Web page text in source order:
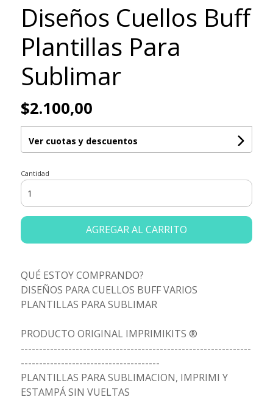
Diseños Cuellos Buff
Plantillas Para
Sublimar
$2.100,00
Ver cuotas y descuentos
Cantidad
AGREGAR AL CARRITO
QUÉ ESTOY COMPRANDO?
DISEÑOS PARA CUELLOS BUFF VARIOS
PLANTILLAS PARA SUBLIMAR
PRODUCTO ORIGINAL IMPRIMIKITS ®
---------------------------------------------------------------
--------------------------------------
PLANTILLAS PARA SUBLIMACION, IMPRIMI Y
ESTAMPÁ SIN VUELTAS